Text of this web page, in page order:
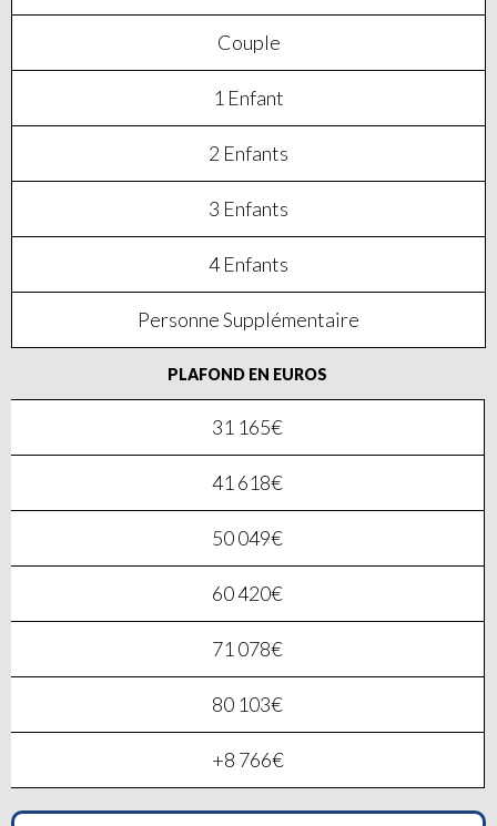
Couple
1 Enfant
2 Enfants
3 Enfants
4 Enfants
Personne Supplémentaire
PLAFOND EN EUROS
31 165€
41 618€
50 049€
60 420€
71 078€
80 103€
+8 766€